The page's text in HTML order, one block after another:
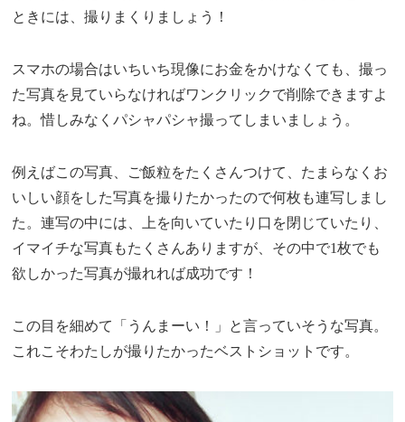
ときには、撮りまくりましょう！
スマホの場合はいちいち現像にお金をかけなくても、撮っ
た写真を見ていらなければワンクリックで削除できますよ
ね。惜しみなくパシャパシャ撮ってしまいましょう。
例えばこの写真、ご飯粒をたくさんつけて、たまらなくお
いしい顔をした写真を撮りたかったので何枚も連写しまし
た。連写の中には、上を向いていたり口を閉じていたり、
イマイチな写真もたくさんありますが、その中で1枚でも
欲しかった写真が撮れれば成功です！
この目を細めて「うんまーい！」と言っていそうな写真。
これこそわたしが撮りたかったベストショットです。